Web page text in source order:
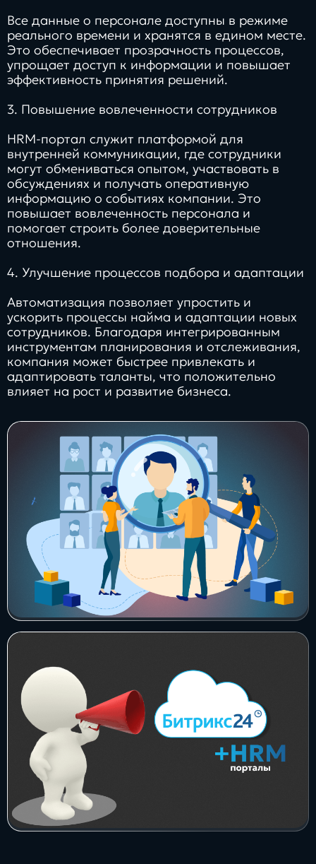
Все данные о персонале доступны в режиме
реального времени и хранятся в едином месте.
Это обеспечивает прозрачность процессов,
упрощает доступ к информации и повышает
эффективность принятия решений.
3. Повышение вовлеченности сотрудников
HRM-портал служит платформой для
внутренней коммуникации, где сотрудники
могут обмениваться опытом, участвовать в
обсуждениях и получать оперативную
информацию о событиях компании. Это
повышает вовлеченность персонала и
помогает строить более доверительные
отношения.
4. Улучшение процессов подбора и адаптации
Автоматизация позволяет упростить и
ускорить процессы найма и адаптации новых
сотрудников. Благодаря интегрированным
инструментам планирования и отслеживания,
компания может быстрее привлекать и
адаптировать таланты, что положительно
влияет на рост и развитие бизнеса.